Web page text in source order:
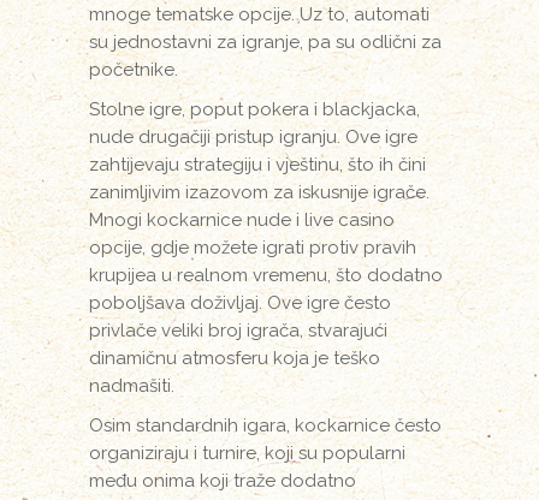
mnoge tematske opcije. Uz to, automati
su jednostavni za igranje, pa su odlični za
početnike.
Stolne igre, poput pokera i blackjacka,
nude drugačiji pristup igranju. Ove igre
zahtijevaju strategiju i vještinu, što ih čini
zanimljivim izazovom za iskusnije igrače.
Mnogi kockarnice nude i live casino
opcije, gdje možete igrati protiv pravih
krupijea u realnom vremenu, što dodatno
poboljšava doživljaj. Ove igre često
privlače veliki broj igrača, stvarajući
dinamičnu atmosferu koja je teško
nadmašiti.
Osim standardnih igara, kockarnice često
organiziraju i turnire, koji su popularni
među onima koji traže dodatno